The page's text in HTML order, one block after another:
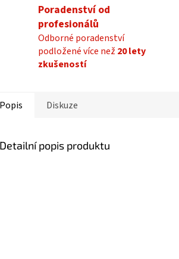
Poradenství od
profesionálů
Odborné poradenství
podložené více než 20 lety
zkušeností
Popis Diskuze
Detailní popis produktu